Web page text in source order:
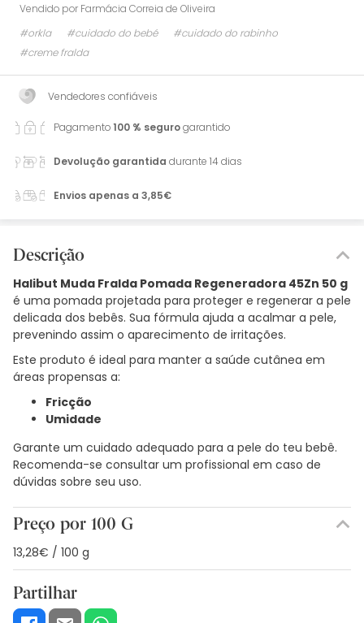
Vendido por Farmácia Correia de Oliveira
#orkla
#cuidado do bebé
#cuidado do rabinho
#creme fralda
Vendedores confiáveis
Pagamento100 % segurogarantido
Devolução garantida durante 14 dias
Envios apenas a 3,85€
Descrição
Halibut Muda Fralda Pomada Regeneradora 45Zn 50 g
é uma pomada projetada para proteger e regenerar a pele
delicada dos bebês. Sua fórmula ajuda a acalmar a pele,
prevenindo assim o aparecimento de irritações.
Este produto é ideal para manter a saúde cutânea em
áreas propensas a:
Fricção
Umidade
Garante um cuidado adequado para a pele do teu bebê.
Recomenda-se consultar um profissional em caso de
dúvidas sobre seu uso.
Preço por 100 G
13,28€ / 100 g
Partilhar